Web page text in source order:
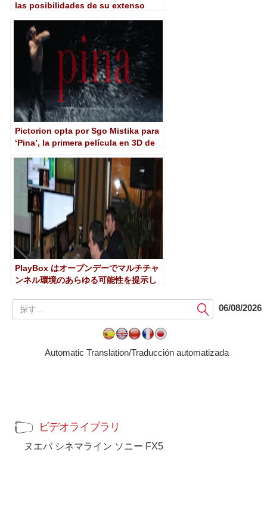
las posibilidades de su extenso
Pictorion opta por Sgo Mistika para
‘Pina’, la primera película en 3D de
PlayBox はオープンデーでマルチチャ
ンネル環境のあらゆる可能性を提示し
提
出
06/08/2026
Automatic Translation/Traducción automatizada
ビデオライブラリ
ヌエバ シネマライン ソニー FX5